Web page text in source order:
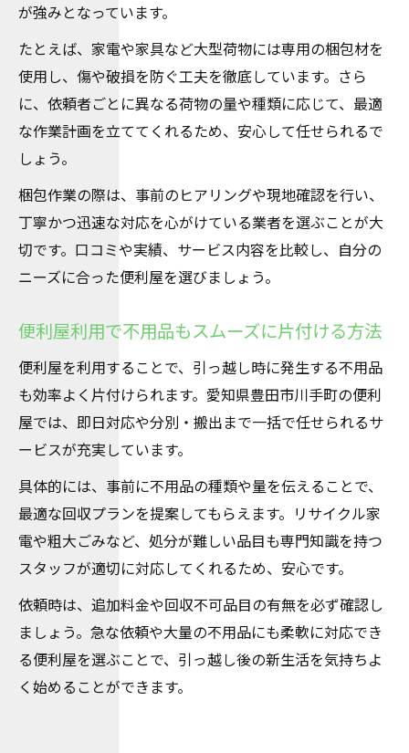
が強みとなっています。
たとえば、家電や家具など大型荷物には専用の梱包材を
使用し、傷や破損を防ぐ工夫を徹底しています。さら
に、依頼者ごとに異なる荷物の量や種類に応じて、最適
な作業計画を立ててくれるため、安心して任せられるで
しょう。
梱包作業の際は、事前のヒアリングや現地確認を行い、
丁寧かつ迅速な対応を心がけている業者を選ぶことが大
切です。口コミや実績、サービス内容を比較し、自分の
ニーズに合った便利屋を選びましょう。
便利屋利用で不用品もスムーズに片付ける方法
便利屋を利用することで、引っ越し時に発生する不用品
も効率よく片付けられます。愛知県豊田市川手町の便利
屋では、即日対応や分別・搬出まで一括で任せられるサ
ービスが充実しています。
具体的には、事前に不用品の種類や量を伝えることで、
最適な回収プランを提案してもらえます。リサイクル家
電や粗大ごみなど、処分が難しい品目も専門知識を持つ
スタッフが適切に対応してくれるため、安心です。
依頼時は、追加料金や回収不可品目の有無を必ず確認し
ましょう。急な依頼や大量の不用品にも柔軟に対応でき
る便利屋を選ぶことで、引っ越し後の新生活を気持ちよ
く始めることができます。